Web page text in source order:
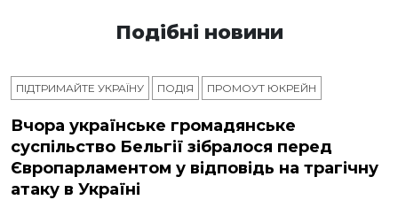
Подібні новини
ПІДТРИМАЙТЕ УКРАЇНУ ПОДІЯ ПРОМОУТ ЮКРЕЙН
Вчора українське громадянське
суспільство Бельгії зібралося перед
Європарламентом у відповідь на трагічну
атаку в Україні